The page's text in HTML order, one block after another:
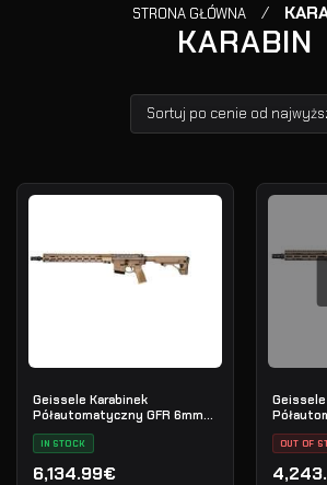
STRONA GŁÓWNA /
KARABIN
Geissele Karabinek
Półautomatyczny GFR 6mm
ARC Maritime Reconnaissance
18" - DDC
IN STOCK
6,134.99€
Geissele
11.5"
OUT OF